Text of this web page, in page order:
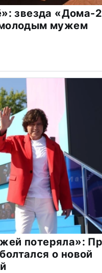
звезда «Дома-
мужем
потеряла»:
о новой